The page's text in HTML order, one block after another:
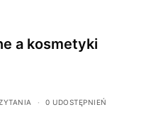
a kosmetyki
0 UDOSTĘPNIEŃ